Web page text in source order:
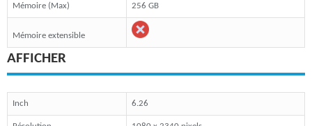
Mémoire (Max) 256 GB
Mémoire extensible
AFFICHER
Inch 6.26